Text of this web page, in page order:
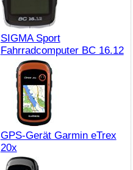
SIGMA Sport
Fahrradcomputer BC 16.12
GPS-Gerät Garmin eTrex
20x